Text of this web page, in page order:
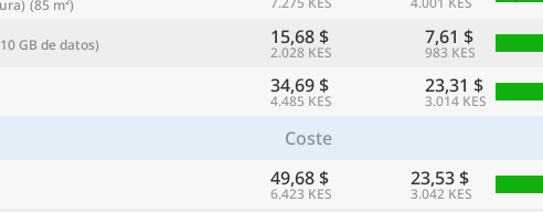
(85 m²)
GB de datos) 15,68 $
2.028 KES
7,61 $
983 KES
34,69 $
4.485 KES
23,31 $
3.014 KES
Coste
49,68 $
6.423 KES
23,53 $
3.042 KES
Continuar